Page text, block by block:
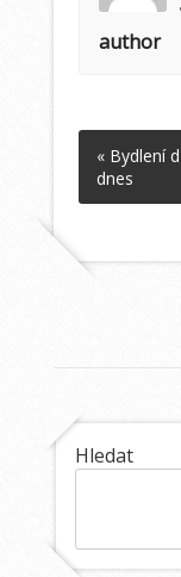
author
« Bydlení
dnes
Hledat